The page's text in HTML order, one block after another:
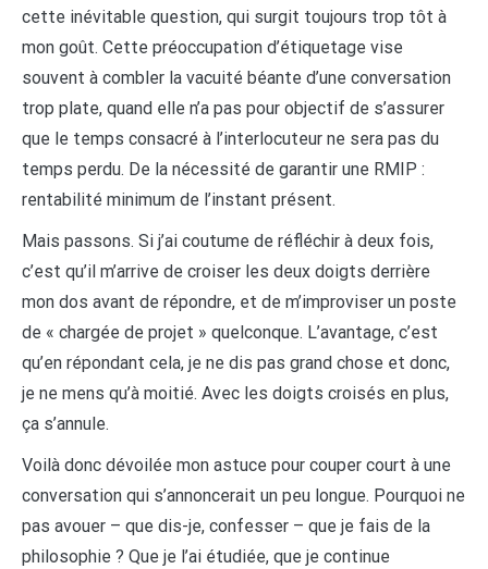
cette inévitable question, qui surgit toujours trop tôt à
mon goût. Cette préoccupation d’étiquetage vise
souvent à combler la vacuité béante d’une conversation
trop plate, quand elle n’a pas pour objectif de s’assurer
que le temps consacré à l’interlocuteur ne sera pas du
temps perdu. De la nécessité de garantir une RMIP :
rentabilité minimum de l’instant présent.
Mais passons. Si j’ai coutume de réfléchir à deux fois,
c’est qu’il m’arrive de croiser les deux doigts derrière
mon dos avant de répondre, et de m’improviser un poste
de « chargée de projet » quelconque. L’avantage, c’est
qu’en répondant cela, je ne dis pas grand chose et donc,
je ne mens qu’à moitié. Avec les doigts croisés en plus,
ça s’annule.
Voilà donc dévoilée mon astuce pour couper court à une
conversation qui s’annoncerait un peu longue. Pourquoi ne
pas avouer – que dis-je, confesser – que je fais de la
philosophie ? Que je l’ai étudiée, que je continue